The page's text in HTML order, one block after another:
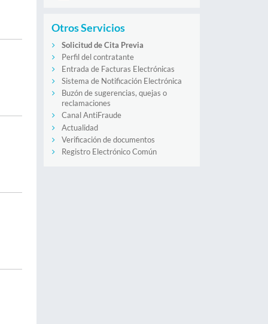
Otros Servicios
Solicitud de Cita Previa
Perfil del contratante
Entrada de Facturas Electrónicas
Sistema de Notificación Electrónica
Buzón de sugerencias, quejas o
reclamaciones
Canal AntiFraude
Actualidad
Verificación de documentos
Registro Electrónico Común